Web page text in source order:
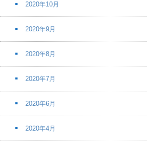
2020年10月
2020年9月
2020年8月
2020年7月
2020年6月
2020年4月